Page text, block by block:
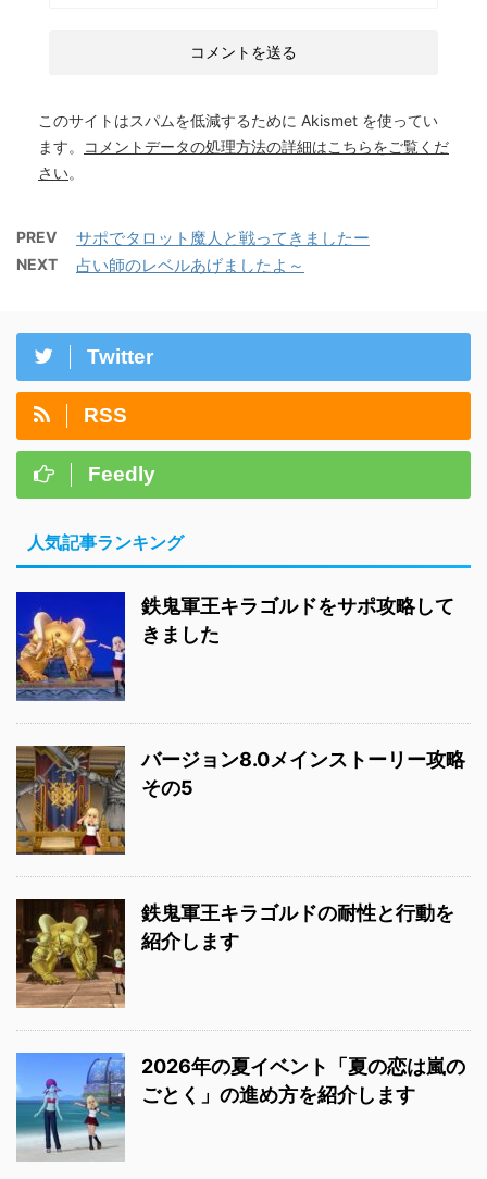
このサイトはスパムを低減するために Akismet を使ってい
ます。
コメントデータの処理方法の詳細はこちらをご覧くだ
さい。
PREV サポでタロット魔人と戦ってきましたー
NEXT 占い師のレベルあげましたよ～
Twitter
RSS
Feedly
人気記事ランキング
鉄鬼軍王キラゴルドをサポ攻略して
きました
バージョン8.0メインストーリー攻略
その5
鉄鬼軍王キラゴルドの耐性と行動を
紹介します
2026年の夏イベント「夏の恋は嵐の
ごとく」の進め方を紹介します